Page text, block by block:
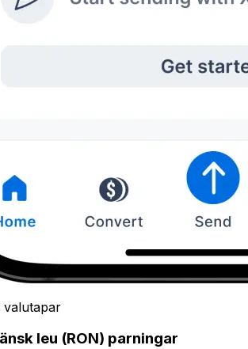
valutapar
leu (RON) parningar